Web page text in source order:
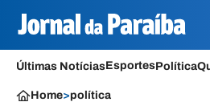
Últimas NotíciasEsportesPolítica
Home>política